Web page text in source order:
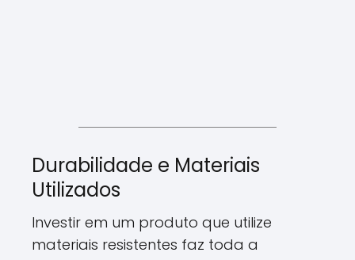
Durabilidade e Materiais
Utilizados
Investir em um produto que utilize
materiais resistentes faz toda a